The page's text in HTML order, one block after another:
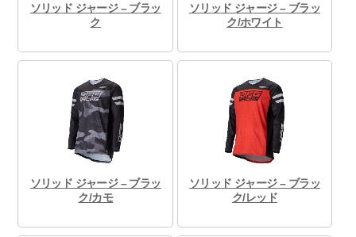
ソリッド ジャージ – ブラッ
ク
ソリッド ジャージ – ブラッ
ク/ホワイト
ソリッド ジャージ – ブラッ
ク/カモ
ソリッド ジャージ – ブラッ
ク/レッド